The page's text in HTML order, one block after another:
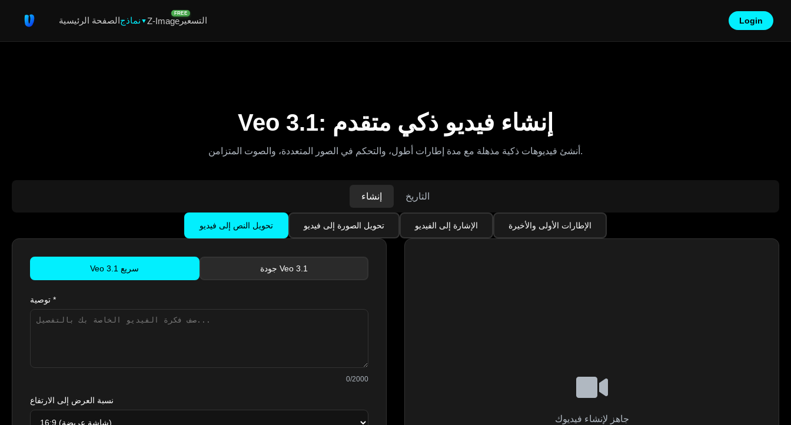
الصفحة الرئيسيةنماذج ▼Z-Image
FREE
التسعير Login
Veo 3.1: إنشاء فيديو ذكي متقدم
أنشئ فيديوهات ذكية مذهلة مع مدة إطارات أطول، والتحكم في الصور المتعددة، والصوت المتزامن.
إنشاء التاريخ
تحويل النص إلى فيديو تحويل الصورة إلى فيديو الإشارة إلى الفيديو الإطارات الأولى والأخيرة
Veo 3.1 سريع جودة Veo 3.1
توصية *
0/2000
نسبة العرض إلى الارتفاع
جاهز لإنشاء فيديوك